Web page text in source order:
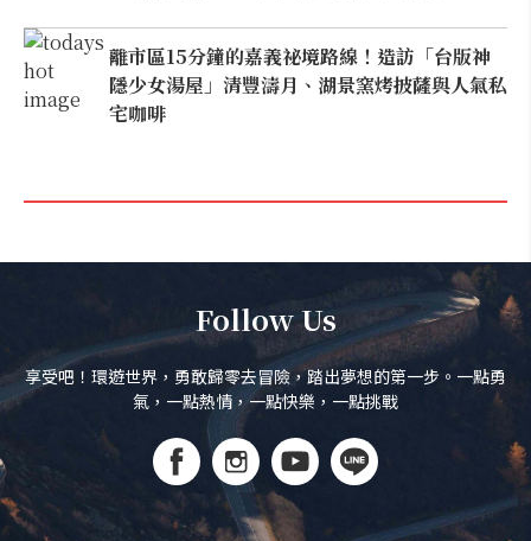
離市區15分鐘的嘉義祕境路線！造訪「台版神
隱少女湯屋」清豐濤月、湖景窯烤披薩與人氣私
宅咖啡
Follow Us
享受吧！環遊世界，勇敢歸零去冒險，踏出夢想的第一步。一點勇
氣，一點熱情，一點快樂，一點挑戰